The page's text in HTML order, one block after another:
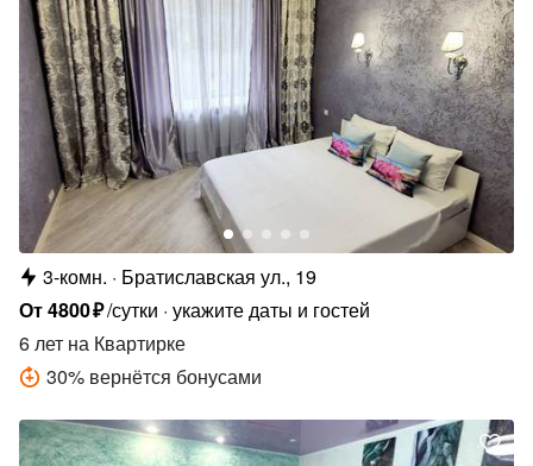
3-комн.
Братиславская ул., 19
От4800₽/сутки укажите даты и гостей
6 лет на Квартирке
30% вернётся бонусами